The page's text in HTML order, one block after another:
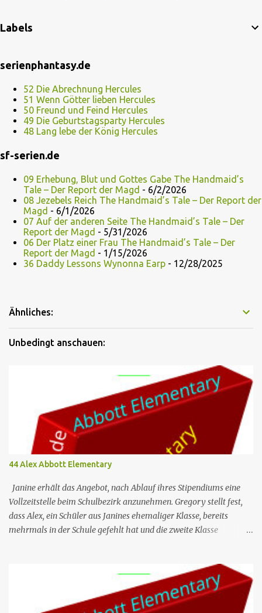
Labels
serienphantasy.de
52 Die Abrechnung Hercules
51 Wenn Götter lieben Hercules
50 Freund und Feind Hercules
49 Die Geburtstagsparty Hercules
48 Lang lebe der König Hercules
sf-serien.de
09 Erhebung, Blut und Gottes Gabe The Handmaid’s
Tale – Der Report der Magd - 6/2/2026
08 Jezebels Reich The Handmaid’s Tale – Der Report der
Magd - 6/1/2026
07 Auf der anderen Seite The Handmaid’s Tale – Der
Report der Magd - 5/31/2026
06 Der Platz einer Frau The Handmaid’s Tale – Der
Report der Magd - 1/15/2026
36 Daddy Lessons Wynonna Earp - 12/28/2025
Ähnliches:
Unbedingt anschauen:
44 Alex Abbott Elementary
Janine erhält das Angebot, nach Ablauf ihres Stipendiums eine
Vollzeitstelle beim Schulbezirk anzunehmen. Gregory stellt fest,
dass Alex, ein Schüler aus Janines ehemaliger Klasse, bereits
mehrmals in der Schule gefehlt hat und die zweite Klasse
Programm nutzen, um auf die E-Mails zu antworten, die er ihnen
regelmäßig schickt. Nr. (ges.) 44 Deutscher Titel Alex Serie Abbott
Elementary Staffel Staffel 3 Nr. (St.) 9 Original­titel Alex Regie